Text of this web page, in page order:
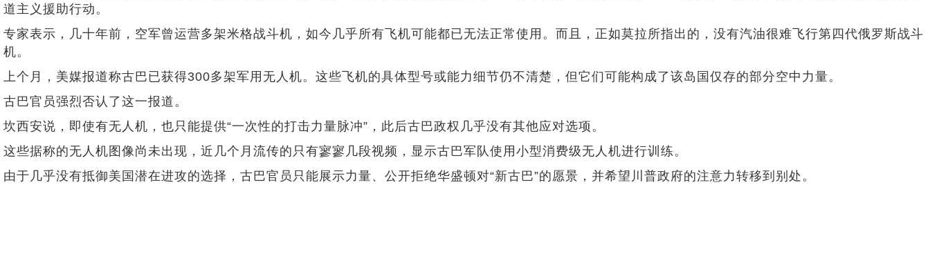
道主义援助行动。
专家表示，几十年前，空军曾运营多架米格战斗机，如今几乎所有飞机可能都已无法正常使用。而且，正如莫拉所指出的，没有汽油很难飞行第四代俄罗斯战斗
机。
上个月，美媒报道称古巴已获得300多架军用无人机。这些飞机的具体型号或能力细节仍不清楚，但它们可能构成了该岛国仅存的部分空中力量。
古巴官员强烈否认了这一报道。
坎西安说，即使有无人机，也只能提供“一次性的打击力量脉冲”，此后古巴政权几乎没有其他应对选项。
这些据称的无人机图像尚未出现，近几个月流传的只有寥寥几段视频，显示古巴军队使用小型消费级无人机进行训练。
由于几乎没有抵御美国潜在进攻的选择，古巴官员只能展示力量、公开拒绝华盛顿对“新古巴”的愿景，并希望川普政府的注意力转移到别处。